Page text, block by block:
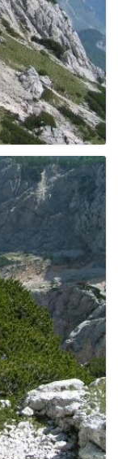
n
a
v
i
g
a
t